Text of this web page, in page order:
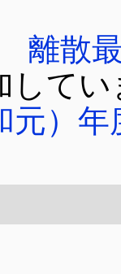
離散
してい
元）年